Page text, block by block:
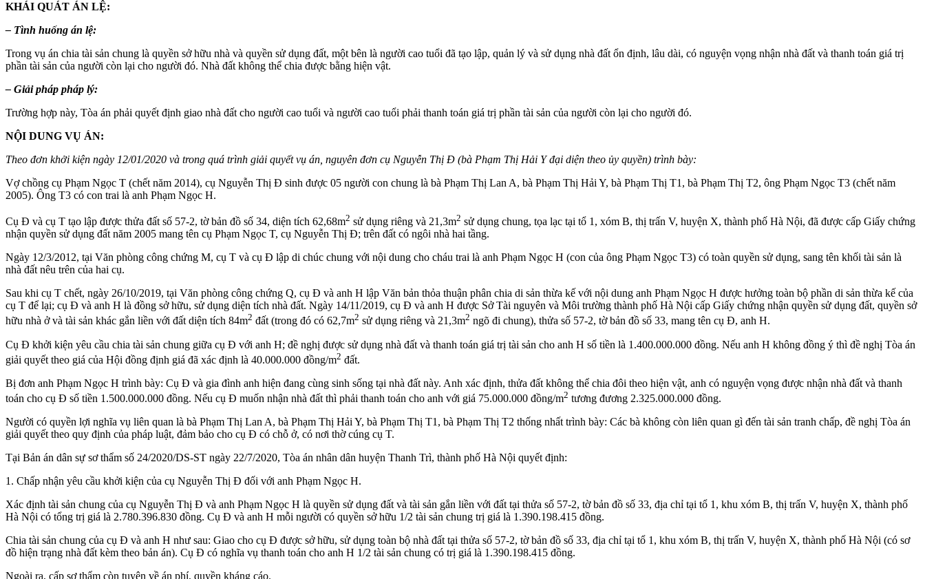
KHÁI QUÁT ÁN LỆ:
– Tình huống án lệ:
Trong vụ án chia tài sản chung là quyền sở hữu nhà và quyền sử dụng đất, một bên là người cao tuổi đã tạo lập, quản lý và sử dụng nhà đất ổn định, lâu dài, có nguyện vọng nhận nhà đất và thanh toán giá trị
phần tài sản của người còn lại cho người đó. Nhà đất không thể chia được bằng hiện vật.
– Giải pháp pháp lý:
Trường hợp này, Tòa án phải quyết định giao nhà đất cho người cao tuổi và người cao tuổi phải thanh toán giá trị phần tài sản của người còn lại cho người đó.
NỘI DUNG VỤ ÁN:
Theo đơn khởi kiện ngày 12/01/2020 và trong quá trình giải quyết vụ án, nguyên đơn cụ Nguyễn Thị Đ (bà Phạm Thị Hải Y đại diện theo ủy quyền) trình bày:
Vợ chồng cụ Phạm Ngọc T (chết năm 2014), cụ Nguyễn Thị Đ sinh được 05 người con chung là bà Phạm Thị Lan A, bà Phạm Thị Hải Y, bà Phạm Thị T1, bà Phạm Thị T2, ông Phạm Ngọc T3 (chết năm
2005). Ông T3 có con trai là anh Phạm Ngọc H.
Cụ Đ và cụ T tạo lập được thửa đất số 57-2, tờ bản đồ số 34, diện tích 62,68m2 sử dụng riêng và 21,3m2 sử dụng chung, tọa lạc tại tổ 1, xóm B, thị trấn V, huyện X, thành phố Hà Nội, đã được cấp Giấy chứng
nhận quyền sử dụng đất năm 2005 mang tên cụ Phạm Ngọc T, cụ Nguyễn Thị Đ; trên đất có ngôi nhà hai tầng.
Ngày 12/3/2012, tại Văn phòng công chứng M, cụ T và cụ Đ lập di chúc chung với nội dung cho cháu trai là anh Phạm Ngọc H (con của ông Phạm Ngọc T3) có toàn quyền sử dụng, sang tên khối tài sản là
nhà đất nêu trên của hai cụ.
Sau khi cụ T chết, ngày 26/10/2019, tại Văn phòng công chứng Q, cụ Đ và anh H lập Văn bản thỏa thuận phân chia di sản thừa kế với nội dung anh Phạm Ngọc H được hưởng toàn bộ phần di sản thừa kế của
cụ T để lại; cụ Đ và anh H là đồng sở hữu, sử dụng diện tích nhà đất. Ngày 14/11/2019, cụ Đ và anh H được Sở Tài nguyên và Môi trường thành phố Hà Nội cấp Giấy chứng nhận quyền sử dụng đất, quyền sở
hữu nhà ở và tài sản khác gắn liền với đất diện tích 84m2 đất (trong đó có 62,7m2 sử dụng riêng và 21,3m2 ngõ đi chung), thửa số 57-2, tờ bản đồ số 33, mang tên cụ Đ, anh H.
Cụ Đ khởi kiện yêu cầu chia tài sản chung giữa cụ Đ với anh H; đề nghị được sử dụng nhà đất và thanh toán giá trị tài sản cho anh H số tiền là 1.400.000.000 đồng. Nếu anh H không đồng ý thì đề nghị Tòa án
giải quyết theo giá của Hội đồng định giá đã xác định là 40.000.000 đồng/m2 đất.
Bị đơn anh Phạm Ngọc H trình bày: Cụ Đ và gia đình anh hiện đang cùng sinh sống tại nhà đất này. Anh xác định, thửa đất không thể chia đôi theo hiện vật, anh có nguyện vọng được nhận nhà đất và thanh
toán cho cụ Đ số tiền 1.500.000.000 đồng. Nếu cụ Đ muốn nhận nhà đất thì phải thanh toán cho anh với giá 75.000.000 đồng/m2 tương đương 2.325.000.000 đồng.
Người có quyền lợi nghĩa vụ liên quan là bà Phạm Thị Lan A, bà Phạm Thị Hải Y, bà Phạm Thị T1, bà Phạm Thị T2 thống nhất trình bày: Các bà không còn liên quan gì đến tài sản tranh chấp, đề nghị Tòa án
giải quyết theo quy định của pháp luật, đảm bảo cho cụ Đ có chỗ ở, có nơi thờ cúng cụ T.
Tại Bản án dân sự sơ thẩm số 24/2020/DS-ST ngày 22/7/2020, Tòa án nhân dân huyện Thanh Trì, thành phố Hà Nội quyết định:
1. Chấp nhận yêu cầu khởi kiện của cụ Nguyễn Thị Đ đối với anh Phạm Ngọc H.
Xác định tài sản chung của cụ Nguyễn Thị Đ và anh Phạm Ngọc H là quyền sử dụng đất và tài sản gắn liền với đất tại thửa số 57-2, tờ bản đồ số 33, địa chỉ tại tổ 1, khu xóm B, thị trấn V, huyện X, thành phố
Hà Nội có tổng trị giá là 2.780.396.830 đồng. Cụ Đ và anh H mỗi người có quyền sở hữu 1/2 tài sản chung trị giá là 1.390.198.415 đồng.
Chia tài sản chung của cụ Đ và anh H như sau: Giao cho cụ Đ được sở hữu, sử dụng toàn bộ nhà đất tại thửa số 57-2, tờ bản đồ số 33, địa chỉ tại tổ 1, khu xóm B, thị trấn V, huyện X, thành phố Hà Nội (có sơ
đồ hiện trạng nhà đất kèm theo bản án). Cụ Đ có nghĩa vụ thanh toán cho anh H 1/2 tài sản chung có trị giá là 1.390.198.415 đồng.
Ngoài ra, cấp sơ thẩm còn tuyên về án phí, quyền kháng cáo.